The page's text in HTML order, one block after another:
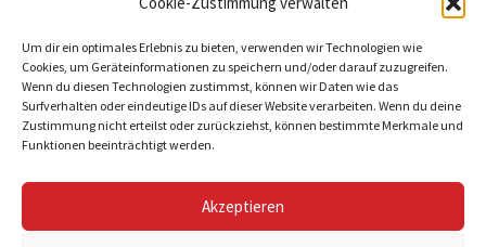
Um dir ein optimales Erlebnis zu bieten, verwenden wir Technologien wie
Cookies, um Geräteinformationen zu speichern und/oder darauf zuzugreifen.
Wenn du diesen Technologien zustimmst, können wir Daten wie das
Surfverhalten oder eindeutige IDs auf dieser Website verarbeiten. Wenn du deine
Zustimmung nicht erteilst oder zurückziehst, können bestimmte Merkmale und
Funktionen beeinträchtigt werden.
Akzeptieren
© Schumacher-Lethal et fils 2026